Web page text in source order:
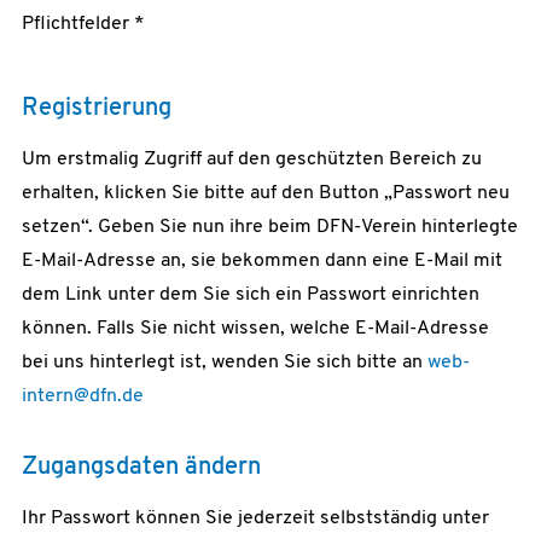
Pflichtfelder *
Registrierung
Um erstmalig Zugriff auf den geschützten Bereich zu
erhalten, klicken Sie bitte auf den Button „Passwort neu
setzen“. Geben Sie nun ihre beim DFN-Verein hinterlegte
E-Mail-Adresse an, sie bekommen dann eine E-Mail mit
dem Link unter dem Sie sich ein Passwort einrichten
können. Falls Sie nicht wissen, welche E-Mail-Adresse
bei uns hinterlegt ist, wenden Sie sich bitte an web-
intern@dfn.de
Zugangsdaten ändern
Ihr Passwort können Sie jederzeit selbstständig unter